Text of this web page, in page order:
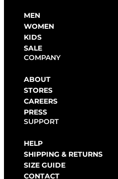
MEN
WOMEN
KIDS
SALE
COMPANY
ABOUT
STORES
CAREERS
PRESS
SUPPORT
HELP
SHIPPING & RETURNS
SIZE GUIDE
CONTACT